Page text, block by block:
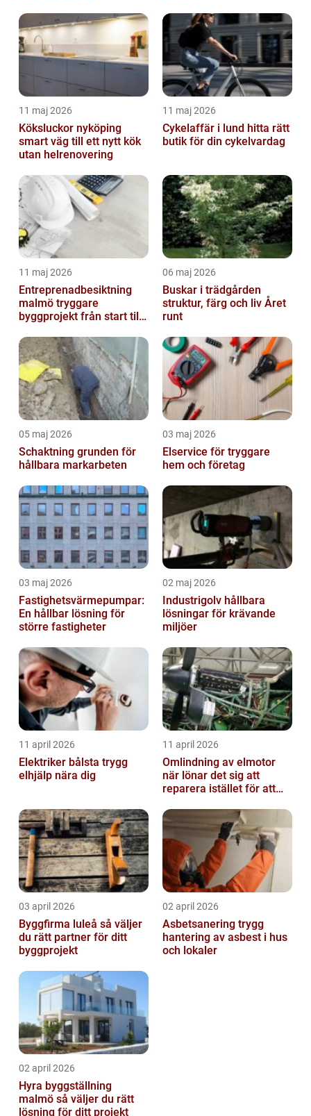
11 maj 2026
Köksluckor nyköping
smart väg till ett nytt kök
utan helrenovering
11 maj 2026
Cykelaffär i lund hitta rätt
butik för din cykelvardag
11 maj 2026
Entreprenadbesiktning
malmö tryggare
byggprojekt från start till
06 maj 2026
Buskar i trädgården
struktur, färg och liv Året
runt
05 maj 2026
Schaktning grunden för
hållbara markarbeten
03 maj 2026
Elservice för tryggare
hem och företag
03 maj 2026
Fastighetsvärmepumpar:
En hållbar lösning för
större fastigheter
02 maj 2026
Industrigolv hållbara
lösningar för krävande
miljöer
11 april 2026
Elektriker bålsta trygg
elhjälp nära dig
11 april 2026
Omlindning av elmotor
när lönar det sig att
reparera istället för att
03 april 2026
Byggfirma luleå så väljer
du rätt partner för ditt
byggprojekt
02 april 2026
Asbetsanering trygg
hantering av asbest i hus
och lokaler
02 april 2026
Hyra byggställning
malmö så väljer du rätt
lösning för ditt projekt